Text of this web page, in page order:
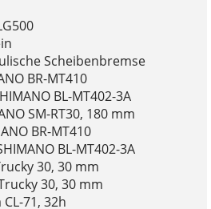
Scheibenbremse
BR-MT410
BL-MT402-3A
SM-RT30, 180 mm
BR-MT410
BL-MT402-3A
30, 30 mm
30, 30 mm
71, 32h